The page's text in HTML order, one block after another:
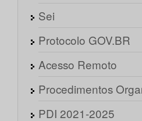
Sei
Protocolo GOV.BR
Acesso Remoto
Procedimentos
PDI 2021-2025